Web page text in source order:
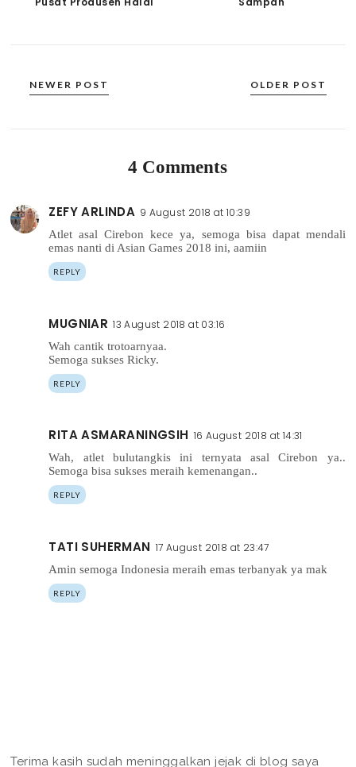
NEWER POST OLDER POST
4 Comments
ZEFY ARLINDA 9 August 2018 at 10:39
Atlet asal Cirebon kece ya, semoga bisa dapat mendali
emas nanti di Asian Games 2018 ini, aamiin
REPLY
MUGNIAR 13 August 2018 at 03:16
Wah cantik trotoarnyaa.
Semoga sukses Ricky.
REPLY
RITA ASMARANINGSIH 16 August 2018 at 14:31
Wah, atlet bulutangkis ini ternyata asal Cirebon ya..
Semoga bisa sukses meraih kemenangan..
REPLY
TATI SUHERMAN 17 August 2018 at 23:47
Amin semoga Indonesia meraih emas terbanyak ya mak
REPLY
Terima kasih sudah meninggalkan jejak di blog saya